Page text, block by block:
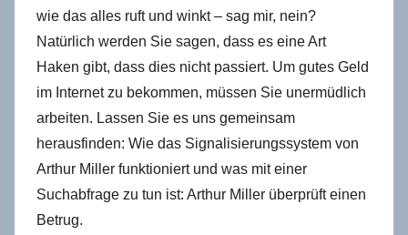
wie das alles ruft und winkt – sag mir, nein?
Natürlich werden Sie sagen, dass es eine Art
Haken gibt, dass dies nicht passiert. Um gutes Geld
im Internet zu bekommen, müssen Sie unermüdlich
arbeiten. Lassen Sie es uns gemeinsam
herausfinden: Wie das Signalisierungssystem von
Arthur Miller funktioniert und was mit einer
Suchabfrage zu tun ist: Arthur Miller überprüft einen
Betrug.